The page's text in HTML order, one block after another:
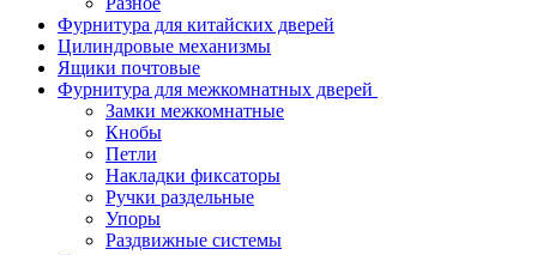
Фурнитура для китайских дверей
Цилиндровые механизмы
Ящики почтовые
Фурнитура для межкомнатных дверей
Замки межкомнатные
Кнобы
Петли
Накладки фиксаторы
Ручки раздельные
Упоры
Раздвижные системы